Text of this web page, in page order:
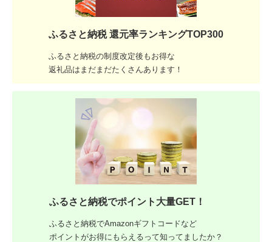
ふるさと納税 還元率ランキングTOP300
ふるさと納税の制度改定後もお得な
返礼品はまだまだたくさんあります！
ふるさと納税でポイント大量GET！
ふるさと納税でAmazonギフトコードなど
ポイントがお得にもらえるって知ってましたか？